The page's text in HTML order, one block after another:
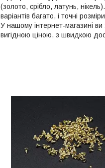
(золото, срібло, латунь,
варіантів багато, і точні
У нашому інтернет-магазині
вигідною ціною, з швидкою